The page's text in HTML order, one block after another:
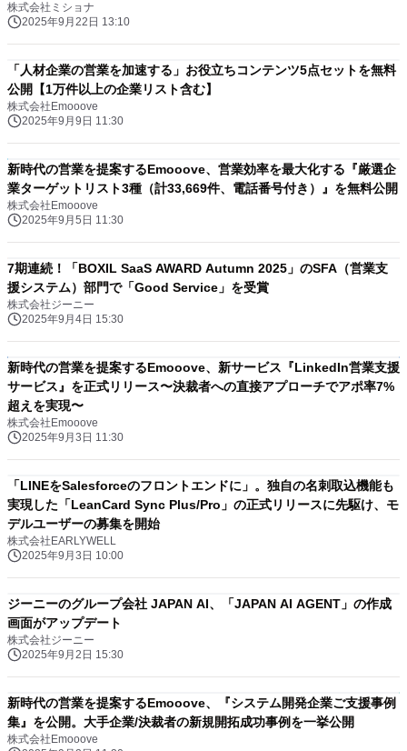
株式会社ミショナ
2025年9月22日 13:10
「人材企業の営業を加速する」お役立ちコンテンツ5点セットを無料
公開【1万件以上の企業リスト含む】
株式会社Emooove
2025年9月9日 11:30
新時代の営業を提案するEmooove、営業効率を最大化する『厳選企
業ターゲットリスト3種（計33,669件、電話番号付き）』を無料公開
株式会社Emooove
2025年9月5日 11:30
7期連続！「BOXIL SaaS AWARD Autumn 2025」のSFA（営業支
援システム）部門で「Good Service」を受賞
株式会社ジーニー
2025年9月4日 15:30
新時代の営業を提案するEmooove、新サービス『LinkedIn営業支援
サービス』を正式リリース〜決裁者への直接アプローチでアポ率7%
超えを実現〜
株式会社Emooove
2025年9月3日 11:30
「LINEをSalesforceのフロントエンドに」。独自の名刺取込機能も
実現した「LeanCard Sync Plus/Pro」の正式リリースに先駆け、モ
デルユーザーの募集を開始
株式会社EARLYWELL
2025年9月3日 10:00
ジーニーのグループ会社 JAPAN AI、「JAPAN AI AGENT」の作成
画面がアップデート
株式会社ジーニー
2025年9月2日 15:30
新時代の営業を提案するEmooove、『システム開発企業ご支援事例
集』を公開。大手企業/決裁者の新規開拓成功事例を一挙公開
株式会社Emooove